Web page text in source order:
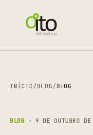
INÍCIO/BLOG/BLOG
BLOG · 9 DE OUTUBRO